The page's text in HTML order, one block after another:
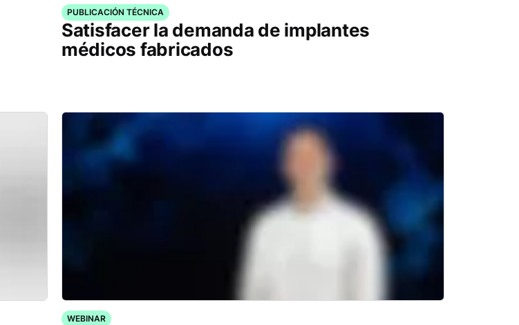
PUBLICACIÓN TÉCNICA
Satisfacer la demanda de implantes
médicos fabricados
WEBINAR